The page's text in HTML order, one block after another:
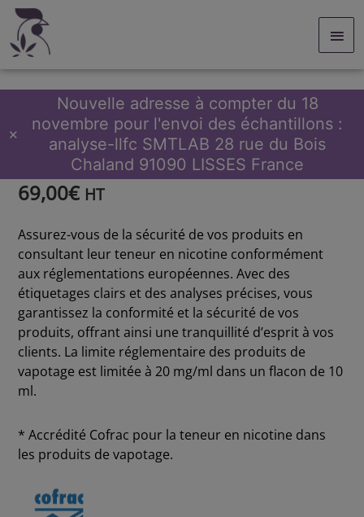
Aller
contenu
Accueil/Analyse /Produits du tabac/ Analyse de nicotine
Analyse de nicotine
69,00€ HT
Assurez-vous de la sécurité de vos produits en
consultant leur teneur en nicotine conformément
aux réglementations européennes. Avec des
étiquetages clairs et des analyses précises, vous
garantissez la conformité et la sécurité de vos
produits, offrant ainsi une tranquillité d’esprit à vos
clients. La limite réglementaire des produits de
vapotage est limitée à 20 mg/ml dans un flacon de 10
ml.
* Accrédité Cofrac pour la teneur en nicotine dans
les produits de vapotage.
quantité
de
nicotine
✕
Nouvelle adresse à compter du 18
novembre pour l'envoi des échantillons :
analyse-llfc SMTLAB 28 rue du Bois
Chaland 91090 LISSES France